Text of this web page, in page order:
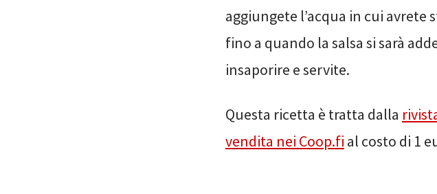
aggiungete l’acqua in cui
fino a quando la salsa si sarà
insaporire e servite.
Questa ricetta è tratta dalla
vendita nei Coop.fi al costo di 1